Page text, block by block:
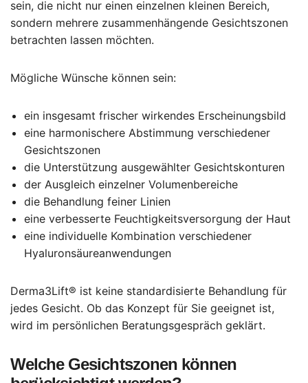
sein, die nicht nur einen einzelnen kleinen Bereich,
sondern mehrere zusammenhängende Gesichtszonen
betrachten lassen möchten.
Mögliche Wünsche können sein:
ein insgesamt frischer wirkendes Erscheinungsbild
eine harmonischere Abstimmung verschiedener
Gesichtszonen
die Unterstützung ausgewählter Gesichtskonturen
der Ausgleich einzelner Volumenbereiche
die Behandlung feiner Linien
eine verbesserte Feuchtigkeitsversorgung der Haut
eine individuelle Kombination verschiedener
Hyaluronsäureanwendungen
Derma3Lift® ist keine standardisierte Behandlung für
jedes Gesicht. Ob das Konzept für Sie geeignet ist,
wird im persönlichen Beratungsgespräch geklärt.
Welche Gesichtszonen können